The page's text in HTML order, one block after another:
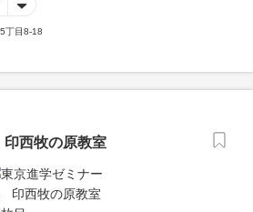
丁目8-18
西牧の原教室